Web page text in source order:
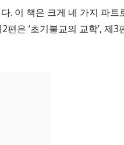
. 이 책은 크게 네 가지 파트
은 ‘초기불교의 교학’, 제3